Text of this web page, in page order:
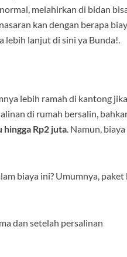
melahirkan di bidan
kan dengan berapa
lebih lanjut di sini ya Bunda!.
lebih ramah di kantong
di rumah bersalin,
hingga Rp2 juta. Namun,
biaya ini? Umumnya,
dan setelah persalinan